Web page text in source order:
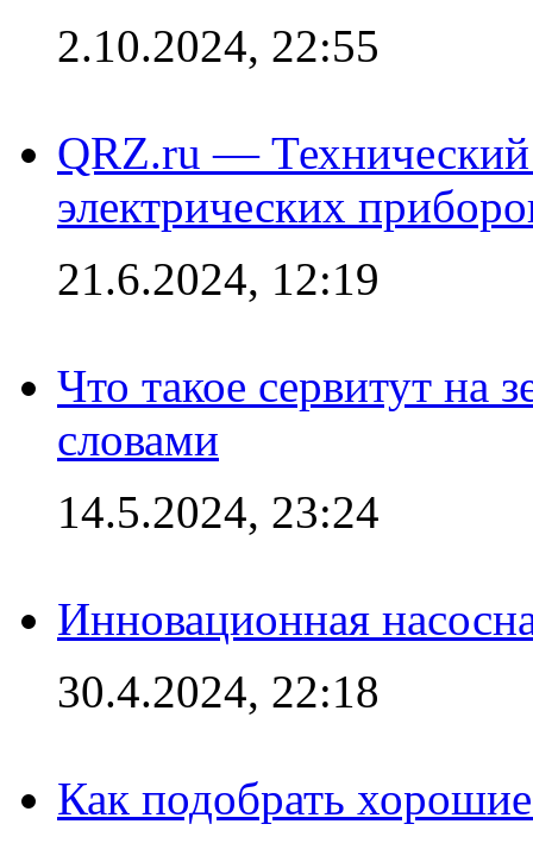
2.10.2024, 22:55
QRZ.ru — Технический
электрических
21.6.2024, 12:19
Что такое сервитут на
словами
14.5.2024, 23:24
Инновационная
30.4.2024, 22:18
Как подобрать